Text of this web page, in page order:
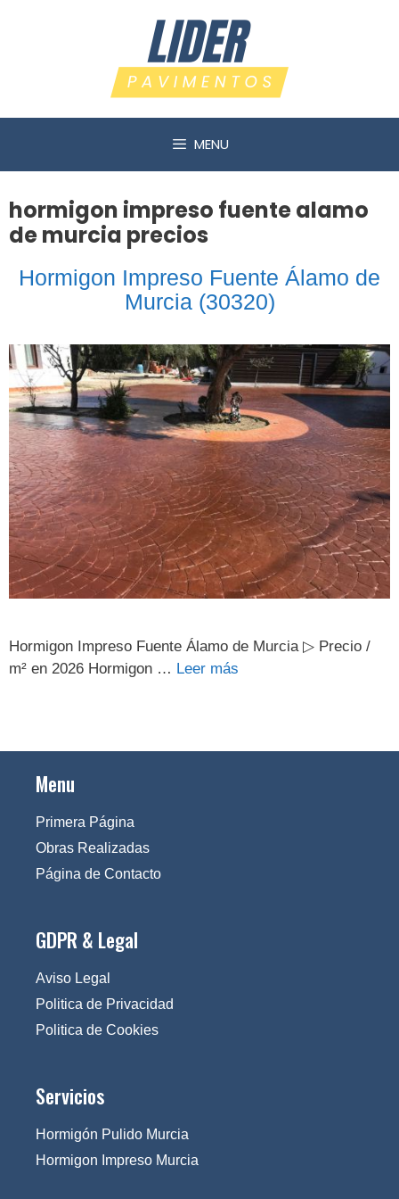
MENU
hormigon impreso fuente alamo
de murcia precios
Hormigon Impreso Fuente Álamo de
Murcia (30320)
Hormigon Impreso Fuente Álamo de Murcia ▷ Precio /
m² en 2026 Hormigon … Leer más
Menu
Primera Página
Obras Realizadas
Página de Contacto
GDPR & Legal
Aviso Legal
Politica de Privacidad
Politica de Cookies
Servicios
Hormigón Pulido Murcia
Hormigon Impreso Murcia